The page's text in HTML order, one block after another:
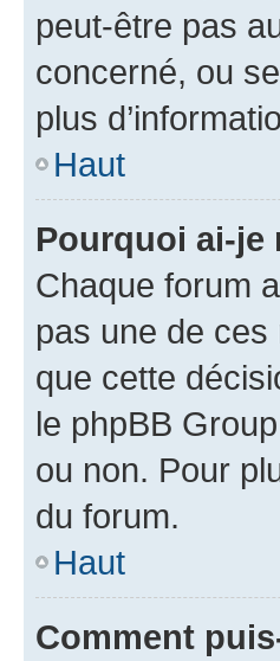
peut-être pas
concerné, ou
plus
Haut
Pourquoi ai-je
Chaque forum
pas une de
que cette
le phpBB
ou non. Pour
du forum.
Haut
Comment